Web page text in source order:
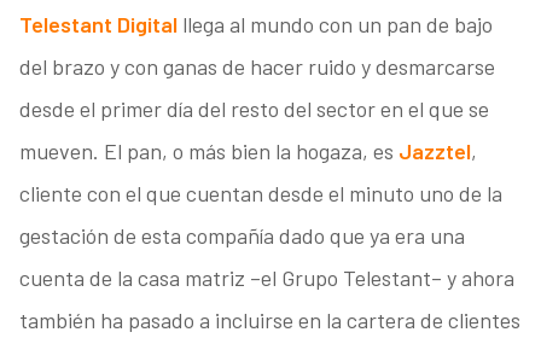
Telestant Digitalllega al mundo con un pan de bajo
del brazo y con ganas de hacer ruido y desmarcarse
desde el primer día del resto del sector en el que se
mueven. El pan, o más bien la hogaza, es Jazztel,
cliente con el que cuentan desde el minuto uno de la
gestación de esta compañía dado que ya era una
cuenta de la casa matriz –el Grupo Telestant– y ahora
también ha pasado a incluirse en la cartera de clientes